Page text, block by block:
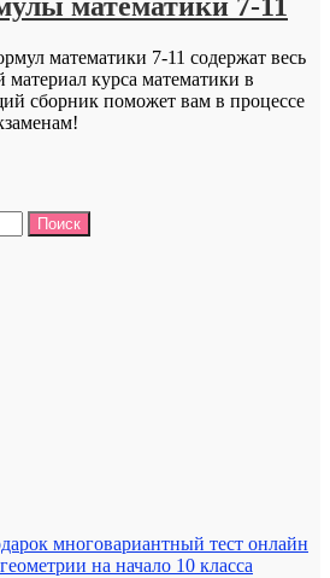
математики 7-11 содержат весь
материал курса математики в
сборник поможет вам в процессе
многовариантный тест онлайн
на начало 10 класса